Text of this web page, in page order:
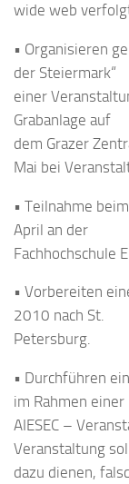
wide web
• Organisieren
der Steiermark“
einer
Grabanlage auf
dem Grazer
Mai bei
• Teilnahme
April an der
Fachhochschule
• Vorbereiten
2010 nach St.
Petersburg.
• Durchführen
im Rahmen einer
AIESEC –
Veranstaltung
dazu dienen,